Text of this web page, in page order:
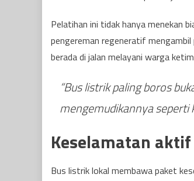
Pelatihan ini tidak hanya menekan
pengereman regeneratif
berada di jalan melayani warga
“Bus listrik paling boros
mengemudikannya seperti
Keselamatan
Bus listrik lokal membawa paket